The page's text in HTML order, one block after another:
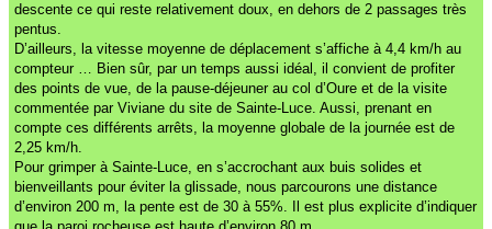
descente ce qui reste relativement doux, en dehors de 2 passages très
pentus.
D’ailleurs, la vitesse moyenne de déplacement s’affiche à 4,4 km/h au
compteur … Bien sûr, par un temps aussi idéal, il convient de profiter
des points de vue, de la pause-déjeuner au col d’Oure et de la visite
commentée par Viviane du site de Sainte-Luce. Aussi, prenant en
compte ces différents arrêts, la moyenne globale de la journée est de
2,25 km/h.
Pour grimper à Sainte-Luce, en s’accrochant aux buis solides et
bienveillants pour éviter la glissade, nous parcourons une distance
d’environ 200 m, la pente est de 30 à 55%. Il est plus explicite d’indiquer